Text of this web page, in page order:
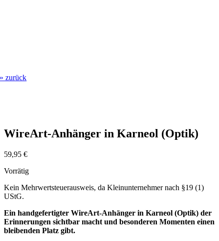
» zurück
WireArt-Anhänger in Karneol (Optik)
59,95 €
Vorrätig
Kein Mehrwertsteuerausweis, da Kleinunternehmer nach §19 (1)
UStG.
Ein handgefertigter WireArt-Anhänger in Karneol (Optik) der
Erinnerungen sichtbar macht und besonderen Momenten einen
bleibenden Platz gibt.